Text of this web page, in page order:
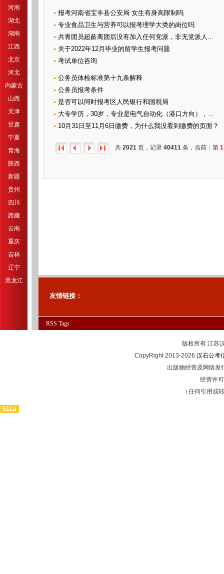
河南
湖北
湖南
江西
北京
河北
内蒙古
山西
天津
甘肃
宁夏
青海
陕西
新疆
贵州
四川
西藏
云南
重庆
吉林
辽宁
黑龙江
报考河南省宝丰县公安局 女生有身高限制吗
专业食品卫生与营养可以报考理学大类的岗位吗
共青团员超龄离团后没有加入任何党派，非无党派人...
关于2022年12月毕业的留学生报考问题
考试单位咨询
公务员体检标准第十九条解释
公务员报考条件
是否可以同时报考区人民银行和国税局
大专学历，30岁，专业是电气自动化（港口方向），...
10月31日至11月6日缴费，为什么我没看到缴费的页面？
共 2021 页，记录 40411 条，当前：第 1
友情链接：
RSS Tags
版权所有:江
CopyRight 2013-2026 汉石公考
出版物经营及网络发
经营许
（任何引用或
51La